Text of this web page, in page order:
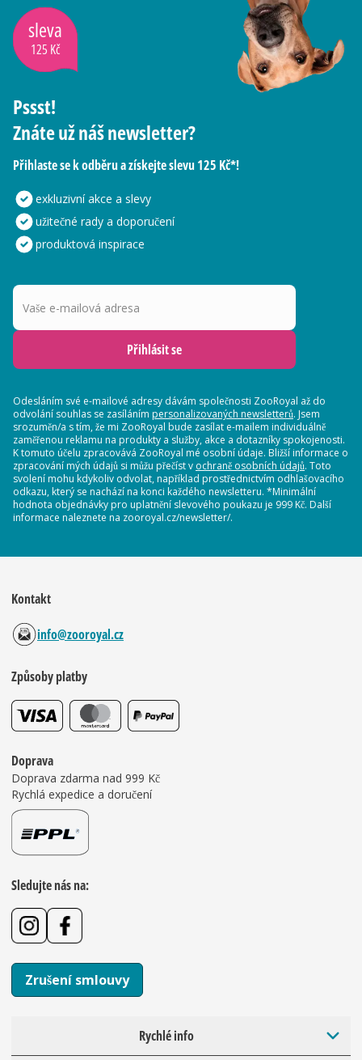
sleva
125 Kč
Pssst!
Znáte už náš newsletter?
Přihlaste se k odběru a získejte slevu 125 Kč*!
exkluzivní akce a slevy
užitečné rady a doporučení
produktová inspirace
Vaše e-mailová adresa
Přihlásit se
Odesláním své e-mailové adresy dávám společnosti ZooRoyal až do
odvolání souhlas se zasíláním personalizovaných newsletterů. Jsem
srozuměn/a s tím, že mi ZooRoyal bude zasílat e-mailem individuálně
zaměřenou reklamu na produkty a služby, akce a dotazníky spokojenosti.
K tomuto účelu zpracovává ZooRoyal mé osobní údaje. Bližší informace o
zpracování mých údajů si můžu přečíst v ochraně osobních údajů. Toto
svolení mohu kdykoliv odvolat, například prostřednictvím odhlašovacího
odkazu, který se nachází na konci každého newsletteru. *Minimální
hodnota objednávky pro uplatnění slevového poukazu je 999 Kč. Další
informace naleznete na zooroyal.cz/newsletter/.
Kontakt
info@zooroyal.cz
Způsoby platby
Doprava
Doprava zdarma nad 999 Kč
Rychlá expedice a doručení
Sledujte nás na:
Zrušení smlouvy
Rychlé info